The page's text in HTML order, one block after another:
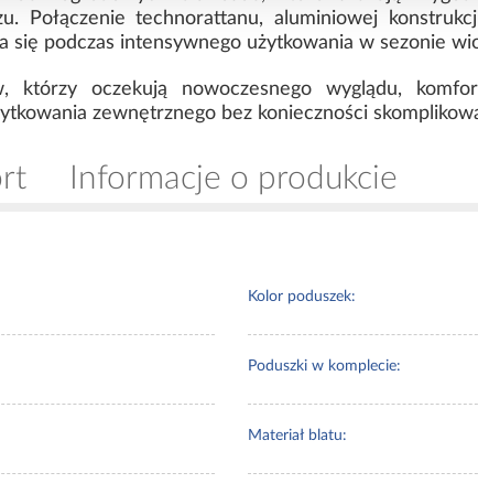
Połączenie technorattanu, aluminiowej
się podczas intensywnego użytkowania w sezonie
którzy oczekują nowoczesnego wyglądu,
zewnętrznego bez konieczności
Informacje o produkcie
Kolor poduszek:
Poduszki w komplecie:
Materiał blatu: